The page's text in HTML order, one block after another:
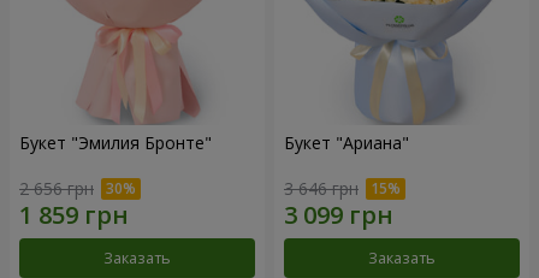
Букет "Эмилия Бронте"
2 656 грн
Заказать
Букет "Ариана"
3 646 грн
Заказать